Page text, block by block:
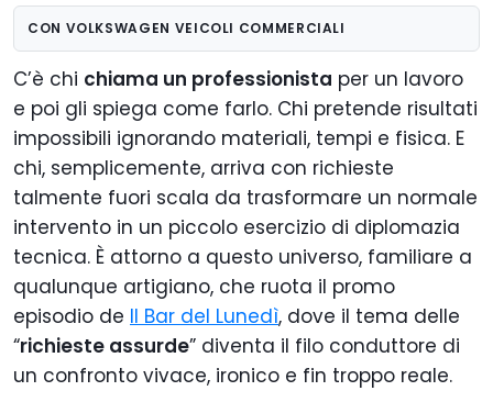
CON VOLKSWAGEN VEICOLI COMMERCIALI
C’è chi chiama un professionista per un lavoro
e poi gli spiega come farlo. Chi pretende risultati
impossibili ignorando materiali, tempi e fisica. E
chi, semplicemente, arriva con richieste
talmente fuori scala da trasformare un normale
intervento in un piccolo esercizio di diplomazia
tecnica. È attorno a questo universo, familiare a
qualunque artigiano, che ruota il promo
episodio de Il Bar del Lunedì, dove il tema delle
“richieste assurde” diventa il filo conduttore di
un confronto vivace, ironico e fin troppo reale.